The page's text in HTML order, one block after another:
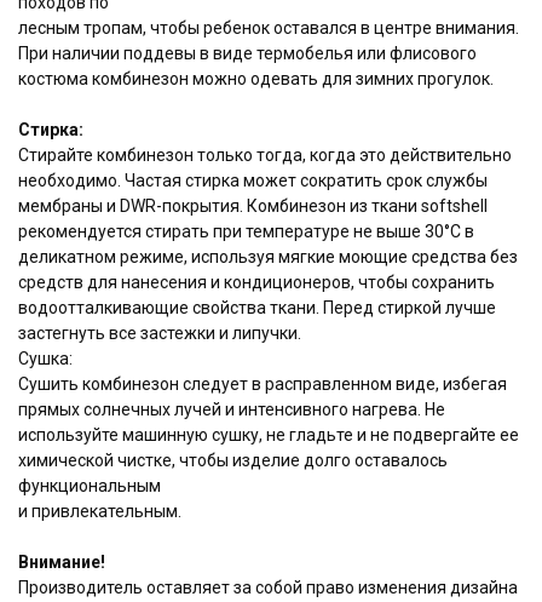
лесным тропам, чтобы ребенок оставался в центре внимания.
При наличии поддевы в виде термобелья или флисового
костюма комбинезон можно одевать для зимних прогулок.
Стирка:
Стирайте комбинезон только тогда, когда это действительно
необходимо. Частая стирка может сократить срок службы
мембраны и DWR-покрытия. Комбинезон из ткани softshell
рекомендуется стирать при температуре не выше 30°C в
деликатном режиме, используя мягкие моющие средства без
средств для нанесения и кондиционеров, чтобы сохранить
водоотталкивающие свойства ткани. Перед стиркой лучше
застегнуть все застежки и липучки.
Сушка:
Сушить комбинезон следует в расправленном виде, избегая
прямых солнечных лучей и интенсивного нагрева. Не
используйте машинную сушку, не гладьте и не подвергайте ее
химической чистке, чтобы изделие долго оставалось
функциональным
и привлекательным.
Внимание!
Производитель оставляет за собой право изменения дизайна